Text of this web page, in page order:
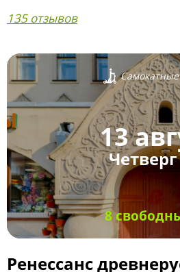
135 отзывов
Самокатные
13
8
Ренессанс